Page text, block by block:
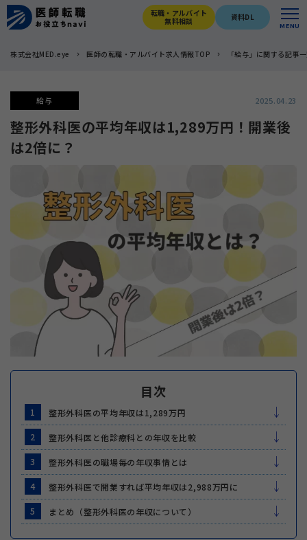
転職・アルバイト
無料相談
資料DL
MENU
株式会社MED.eye 医師の転職・アルバイト求人情報TOP 「給与」に関する記事
給与 2025.04.23
整形外科医の平均年収は1,289万円！開業後
は2倍に？
目次
1 整形外科医の平均年収は1,289万円
2 整形外科医と他診療科との年収を比較
3 整形外科医の職場毎の年収事情とは
4 整形外科医で開業すれば平均年収は2,988万円に
5 まとめ（整形外科医の年収について）